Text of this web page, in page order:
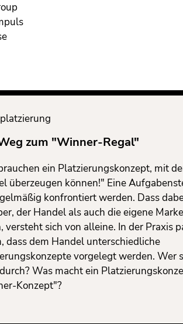
zum "Winner-Regal"
ein Platzierungskonzept, mit
überzeugen können!" Eine
konfrontiert werden. Dass
der Handel als auch die eigene
versteht sich von alleine. In der Praxis
dass dem Handel unterschiedliche
vorgelegt werden. Wer
Was macht ein
Konzept"?